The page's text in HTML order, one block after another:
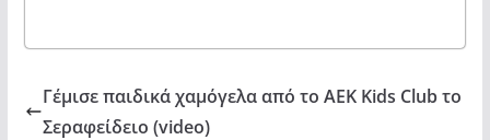
Γέμισε παιδικά χαμόγελα από το AEK Kids Club το
Σεραφείδειο (video)